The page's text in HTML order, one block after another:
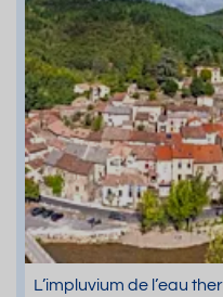
L’impluvium de l’eau